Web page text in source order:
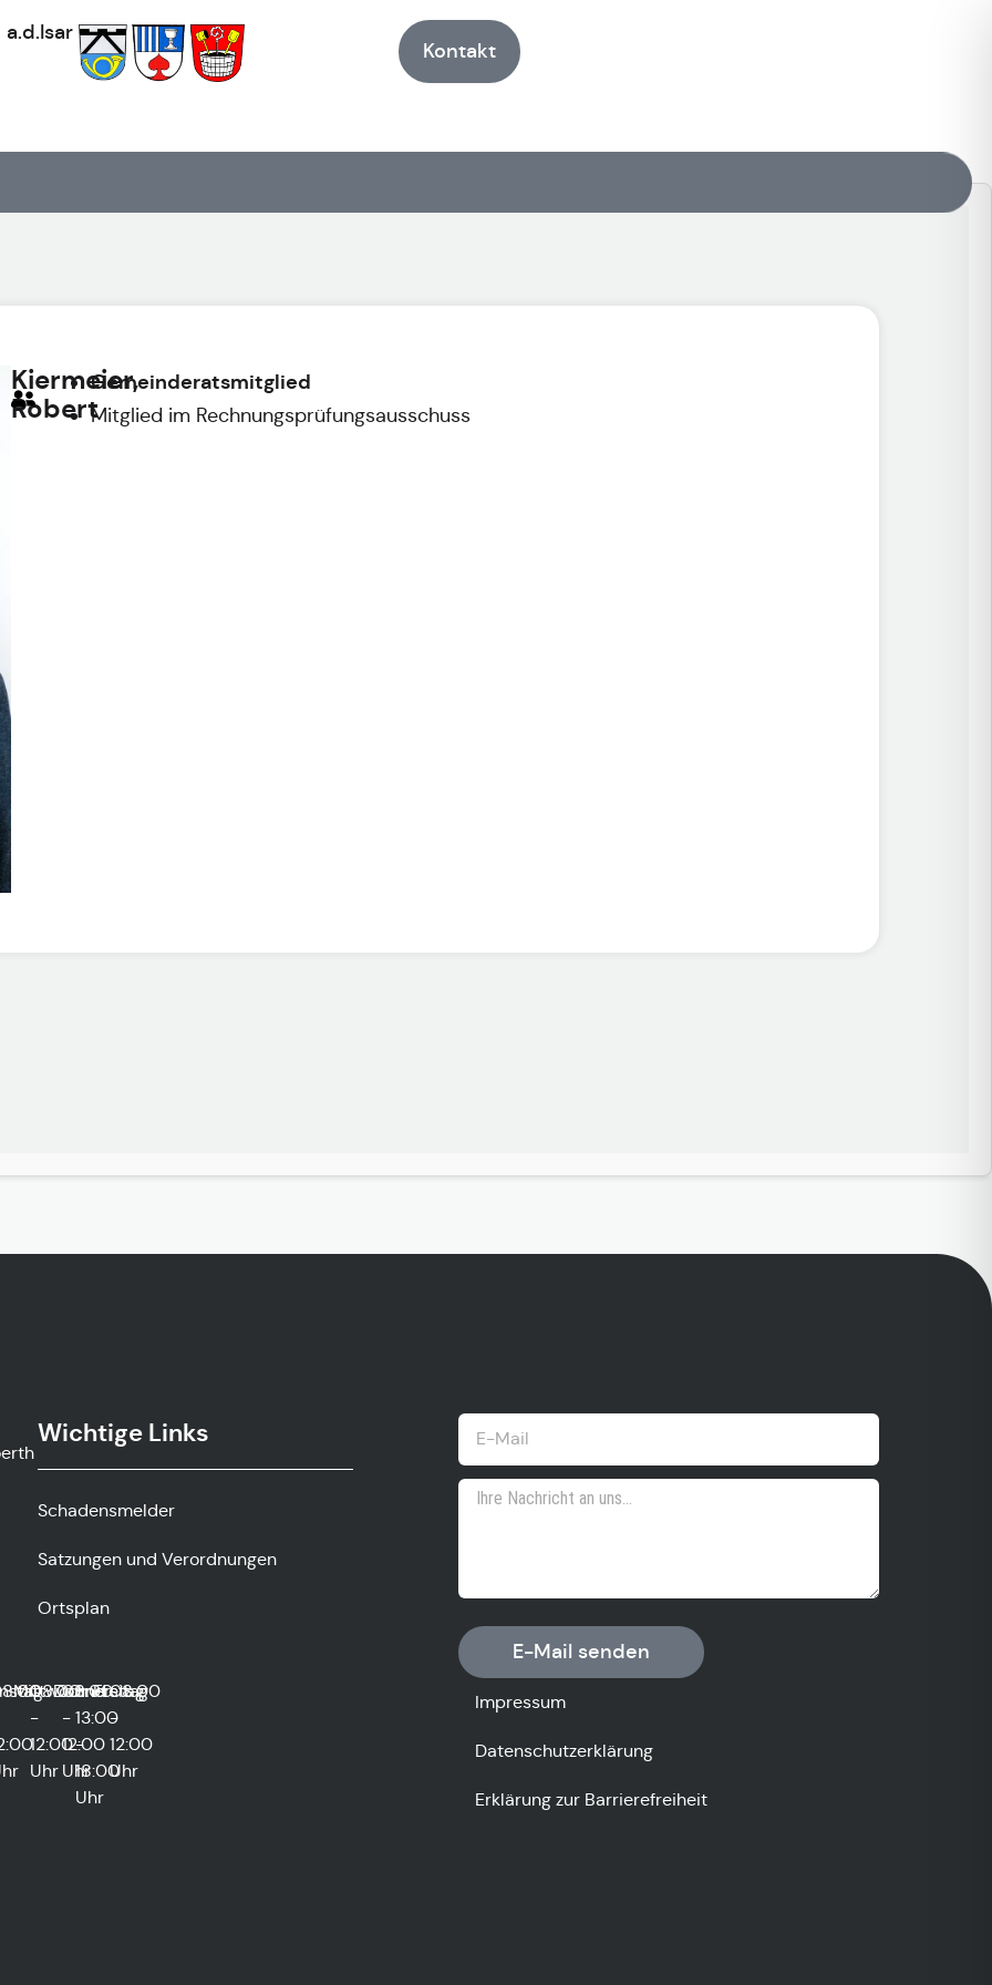
a.d.Isar
Kontakt
Kiermeier,
Robert
Gemeinderatsmitglied
Mitglied im Rechnungsprüfungsausschuss
Wichtige Links
Schadensmelder
Satzungen und Verordnungen
Ortsplan
E-Mail senden
Mittwoch
08:00
-
12:00
Uhr
Donnerstag
08:00
-
12:00
Uhr
und
13:00
-
18:00
Uhr
Freitag
08:00
-
12:00
Uhr
Impressum
Datenschutzerklärung
Erklärung zur Barrierefreiheit